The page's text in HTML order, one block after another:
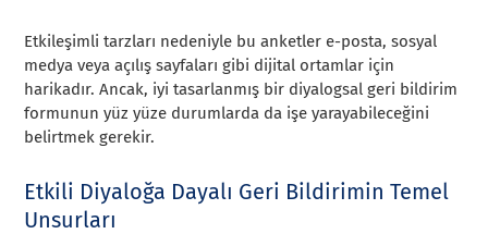
Etkileşimli tarzları nedeniyle bu anketler e-posta, sosyal
medya veya açılış sayfaları gibi dijital ortamlar için
harikadır. Ancak, iyi tasarlanmış bir diyalogsal geri bildirim
formunun yüz yüze durumlarda da işe yarayabileceğini
belirtmek gerekir.
Etkili Diyaloğa Dayalı Geri Bildirimin Temel
Unsurları